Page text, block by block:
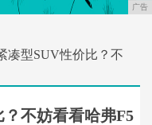
广告
凑型SUV性价比？不
不妨看看哈弗F5